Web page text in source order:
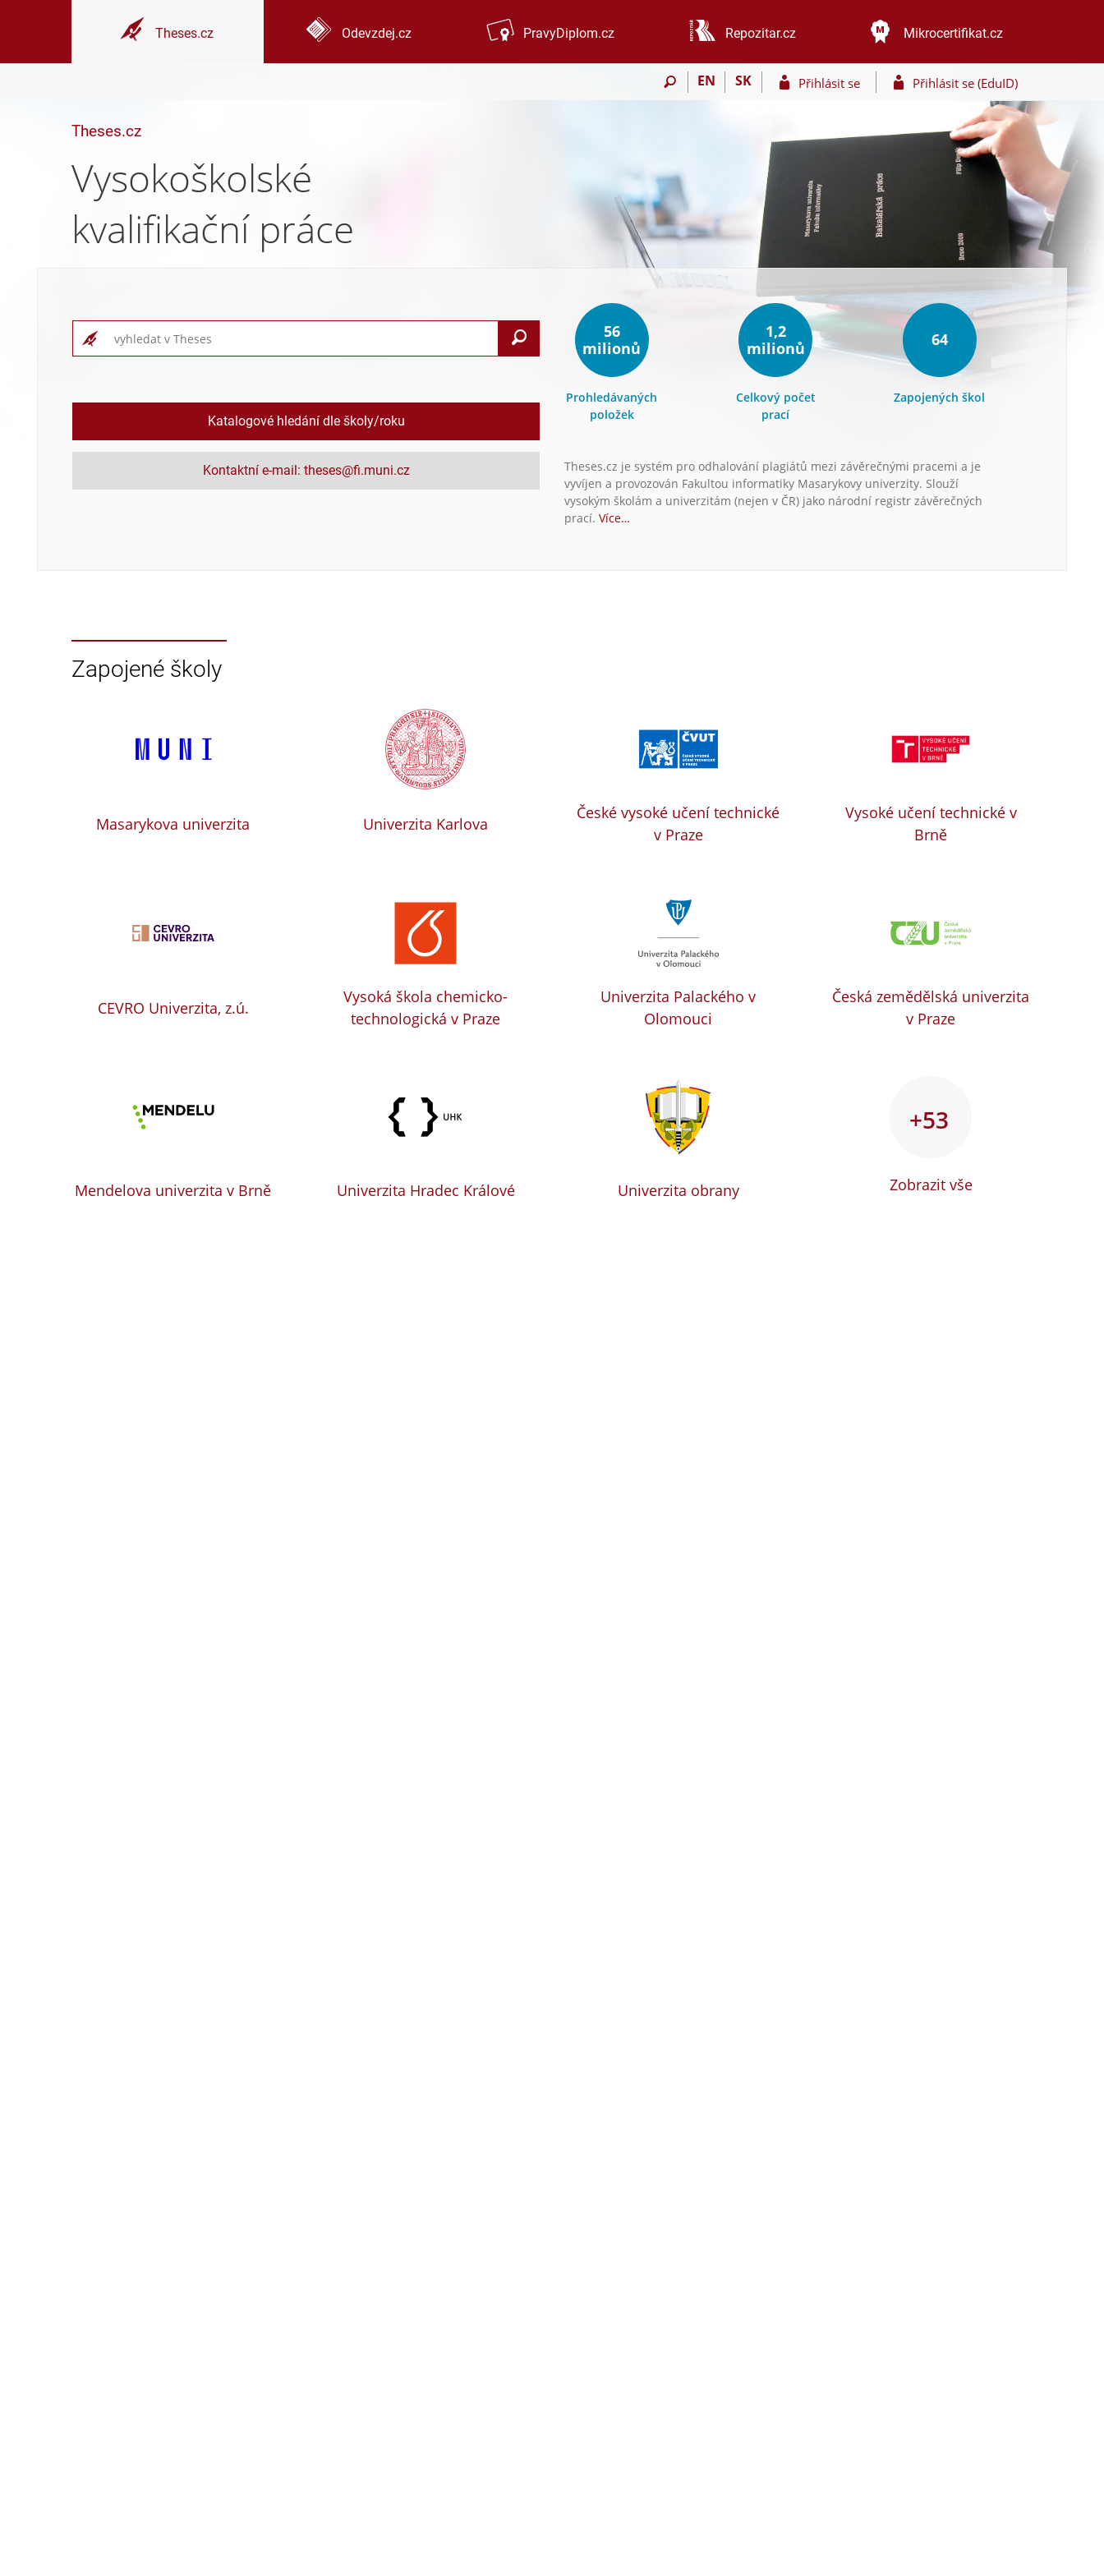
Theses.cz Odevzdej.cz PravyDiplom.cz Repozitar.cz Mikrocertifikat.cz
EN SK Přihlásit se Přihlásit se (EduID)
Theses.cz
Vysokoškolské
kvalifikační práce
Vyhledat
Katalogové hledání dle školy/roku
Kontaktní e-mail: theses@fi.muni.cz
56
milionů
Prohledávaných
položek
1,2
milionů
Celkový počet
prací
64
Zapojených škol
Theses.cz je systém pro odhalování plagiátů mezi závěrečnými pracemi a je
vyvíjen a provozován Fakultou informatiky Masarykovy univerzity. Slouží
vysokým školám a univerzitám (nejen v ČR) jako národní registr závěrečných
prací. Více…
Zapojené školy
Masarykova univerzita Univerzita Karlova
České vysoké učení technické
v Praze
Vysoké učení technické v
Brně
CEVRO Univerzita, z.ú.
Vysoká škola chemicko-
technologická v Praze
Univerzita Palackého v
Olomouci
Česká zemědělská univerzita
v Praze
Mendelova univerzita v Brně Univerzita Hradec Králové Univerzita obrany
+53
Zobrazit vše